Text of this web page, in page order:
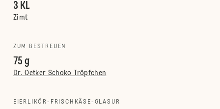
3 KL
Zimt
ZUM BESTREUEN
75 g
Dr. Oetker Schoko Tröpfchen
EIERLIKÖR-FRISCHKÄSE-GLASUR